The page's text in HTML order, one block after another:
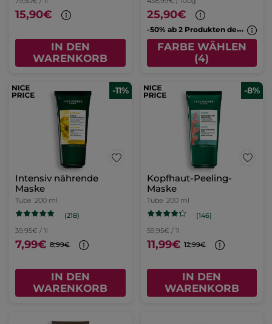
15,90€
IN DEN
WARENKORB
25,90€
-
50% ab 2 Produkten deiner Wahl
FARBE WÄHLEN
(4)
-11%
Intensiv nährende
Maske
Tube 200 ml
(218)
39,95€ / 1l
7,99€ 8,99€
IN DEN
WARENKORB
-8%
Kopfhaut-Peeling-
Maske
Tube 200 ml
(146)
59,95€ / 1l
11,99€ 12,99€
IN DEN
WARENKORB